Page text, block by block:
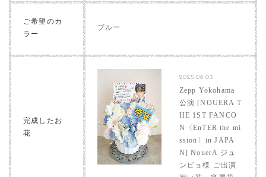
ご希望のカ
ラー
ブルー
完成したお
花
2025.08.03
Zepp Yokohama
公演 [NOUERA T
HE 1ST FANCO
N〈EnTER the mi
ssion〉in JAPA
N] NouerA ジュ
ンピョ様 ご出演